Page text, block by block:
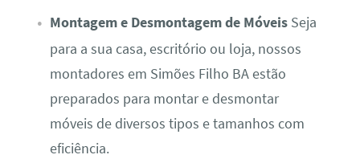
Montagem e Desmontagem de MóveisSeja
para a sua casa, escritório ou loja, nossos
montadores em Simões Filho BA estão
preparados para montar e desmontar
móveis de diversos tipos e tamanhos com
eficiência.